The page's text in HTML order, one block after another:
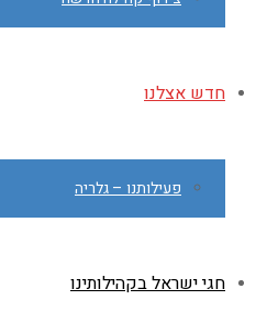
חדש אצלנו
פעילותנו – גלריה
חגי ישראל בקהילותינו